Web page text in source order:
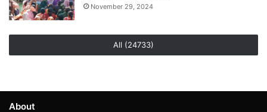
November 29, 2024
All (24733)
About